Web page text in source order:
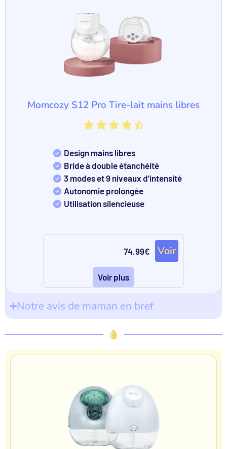
Momcozy S12 Pro Tire-lait mains libres
Design mains libres
Bride à double étanchéité
3 modes et 9 niveaux d’intensité
Autonomie prolongée
Utilisation silencieuse
74.99€ Voir
Voir plus
Notre avis de maman en bref